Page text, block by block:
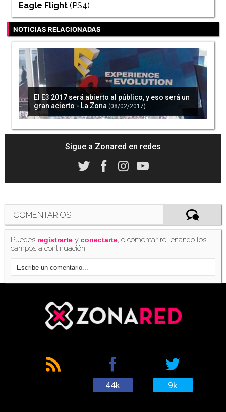
Eagle Flight (PS4)
NOTICIAS RELACIONADAS
El E3 2017 será abierto al público, y eso será un
gran acierto - La Zona (08/02/2017)
Sigue a Zonared en redes
COMENTARIOS
Puedes registrarte yconectarte, o comentar rellenando los
campos a continuación.
44k 9k